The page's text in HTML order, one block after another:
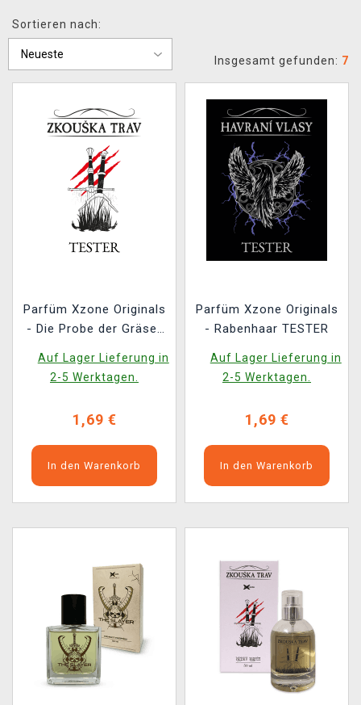
XZONE CLUB
Sortieren nach:
Insgesamt gefunden: 7
Parfüm Xzone Originals
- Die Probe der Gräser
Auf Lager Lieferung in
2-5 Werktagen.
1,69 €
In den Warenkorb
Parfüm Xzone Originals
- Rabenhaar TESTER
Auf Lager Lieferung in
2-5 Werktagen.
1,69 €
In den Warenkorb